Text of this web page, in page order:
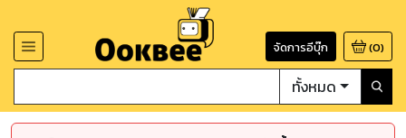
จัดการอีบุ๊ก (0)
ทั้งหมด